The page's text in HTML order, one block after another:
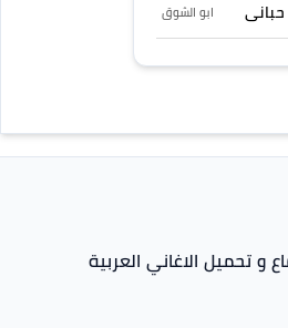
ابو الشوق
تحميل الاغاني العربية